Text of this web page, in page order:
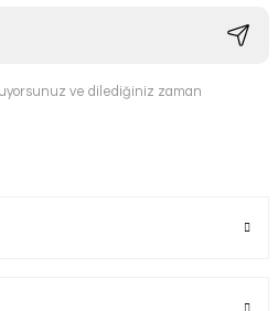
ve dilediğiniz zaman